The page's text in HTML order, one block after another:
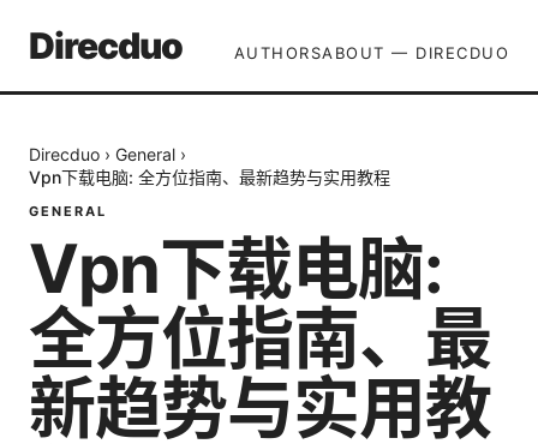
Direcduo AUTHORSABOUT — DIRECDUO
Direcduo › General ›
Vpn下载电脑: 全方位指南、最新趋势与实用教程
GENERAL
Vpn下载电脑:
全方位指南、最
新趋势与实用教